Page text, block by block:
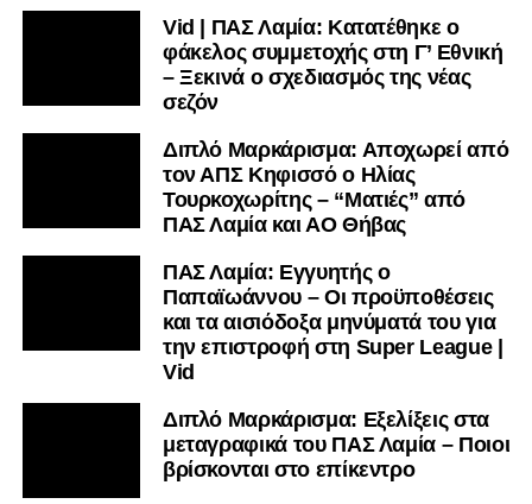
Vid | ΠΑΣ Λαμία: Κατατέθηκε ο
φάκελος συμμετοχής στη Γ’ Εθνική
– Ξεκινά ο σχεδιασμός της νέας
σεζόν
Διπλό Μαρκάρισμα: Αποχωρεί από
τον ΑΠΣ Κηφισσό ο Ηλίας
Τουρκοχωρίτης – “Ματιές” από
ΠΑΣ Λαμία και ΑΟ Θήβας
ΠΑΣ Λαμία: Εγγυητής ο
Παπαϊωάννου – Οι προϋποθέσεις
και τα αισιόδοξα μηνύματά του για
την επιστροφή στη Super League |
Vid
Διπλό Μαρκάρισμα: Εξελίξεις στα
μεταγραφικά του ΠΑΣ Λαμία – Ποιοι
βρίσκονται στο επίκεντρο